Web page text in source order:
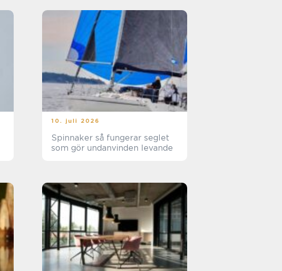
10. juli 2026
Spinnaker så fungerar seglet
som gör undanvinden levande